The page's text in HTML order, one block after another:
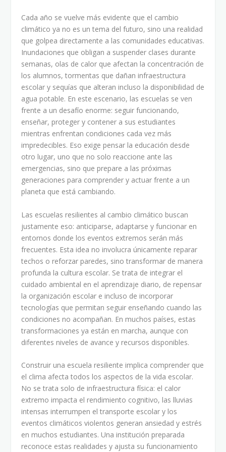
Cada año se vuelve más evidente que el cambio
climático ya no es un tema del futuro, sino una realidad
que golpea directamente a las comunidades educativas.
Inundaciones que obligan a suspender clases durante
semanas, olas de calor que afectan la concentración de
los alumnos, tormentas que dañan infraestructura
escolar y sequías que alteran incluso la disponibilidad de
agua potable. En este escenario, las escuelas se ven
frente a un desafío enorme: seguir funcionando,
enseñar, proteger y contener a sus estudiantes
mientras enfrentan condiciones cada vez más
impredecibles. Eso exige pensar la educación desde
otro lugar, uno que no solo reaccione ante las
emergencias, sino que prepare a las próximas
generaciones para comprender y actuar frente a un
planeta que está cambiando.
Las escuelas resilientes al cambio climático buscan
justamente eso: anticiparse, adaptarse y funcionar en
entornos donde los eventos extremos serán más
frecuentes. Esta idea no involucra únicamente reparar
techos o reforzar paredes, sino transformar de manera
profunda la cultura escolar. Se trata de integrar el
cuidado ambiental en el aprendizaje diario, de repensar
la organización escolar e incluso de incorporar
tecnologías que permitan seguir enseñando cuando las
condiciones no acompañan. En muchos países, estas
transformaciones ya están en marcha, aunque con
diferentes niveles de avance y recursos disponibles.
Construir una escuela resiliente implica comprender que
el clima afecta todos los aspectos de la vida escolar.
No se trata solo de infraestructura física: el calor
extremo impacta el rendimiento cognitivo, las lluvias
intensas interrumpen el transporte escolar y los
eventos climáticos violentos generan ansiedad y estrés
en muchos estudiantes. Una institución preparada
reconoce estas realidades y ajusta su funcionamiento